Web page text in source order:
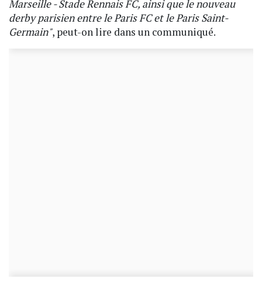
Marseille - Stade Rennais FC, ainsi que le nouveau
derby parisien entre le Paris FC et le Paris Saint-
Germain", peut-on lire dans un communiqué.